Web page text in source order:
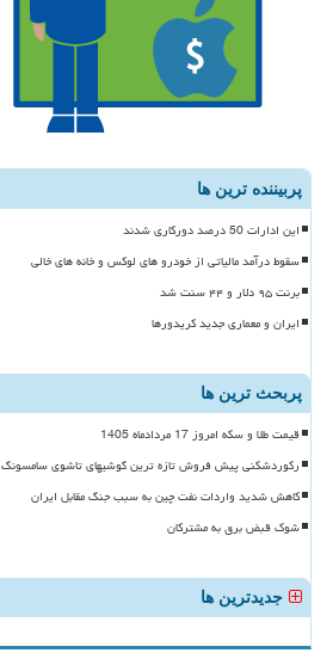
پربیننده ترین ها
این ادارات 50 درصد دورکاری شدند
سقوط درآمد مالیاتی از خودرو های لوکس و خانه های خالی
برنت ۹۵ دلار و ۴۴ سنت شد
ایران و معماری جدید کریدورها
پربحث ترین ها
قیمت طلا و سکه امروز 17 مردادماه 1405
رکوردشکنی پیش فروش تازه ترین گوشیهای تاشوی سامسونگ
کاهش شدید واردات نفت چین به سبب جنگ مقابل ایران
شوک قبض برق به مشترکان
جدیدترین ها